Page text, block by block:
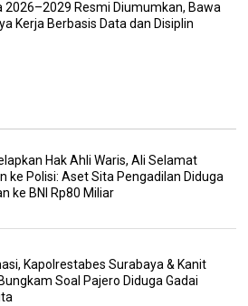
2026–2029 Resmi Diumumkan, Bawa
Kerja Berbasis Data dan Disiplin
Hak Ahli Waris, Ali Selamat
ke Polisi: Aset Sita Pengadilan Diduga
ke BNI Rp80 Miliar
Kapolrestabes Surabaya & Kanit
Soal Pajero Diduga Gadai